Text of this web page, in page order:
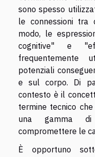
sono spesso
le connessioni tra
modo, le
cognitive" e
frequentemente
potenziali
e sul corpo. Di
contesto è il
termine tecnico
una gamma di
compromettere le
È opportuno